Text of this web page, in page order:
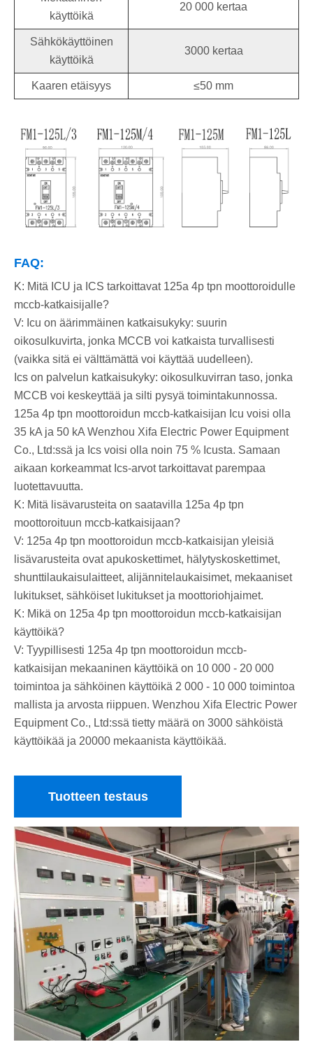
käyttöikä
20 000 kertaa
Sähkökäyttöinen
käyttöikä
3000 kertaa
Kaaren etäisyys ≤50 mm
FAQ:
K: Mitä ICU ja ICS tarkoittavat 125a 4p tpn moottoroidulle
mccb-katkaisijalle?
V: Icu on äärimmäinen katkaisukyky: suurin
oikosulkuvirta, jonka MCCB voi katkaista turvallisesti
(vaikka sitä ei välttämättä voi käyttää uudelleen).
Ics on palvelun katkaisukyky: oikosulkuvirran taso, jonka
MCCB voi keskeyttää ja silti pysyä toimintakunnossa.
125a 4p tpn moottoroidun mccb-katkaisijan Icu voisi olla
35 kA ja 50 kA Wenzhou Xifa Electric Power Equipment
Co., Ltd:ssä ja Ics voisi olla noin 75 % Icusta. Samaan
aikaan korkeammat Ics-arvot tarkoittavat parempaa
luotettavuutta.
K: Mitä lisävarusteita on saatavilla 125a 4p tpn
moottoroituun mccb-katkaisijaan?
V: 125a 4p tpn moottoroidun mccb-katkaisijan yleisiä
lisävarusteita ovat apukoskettimet, hälytyskoskettimet,
shunttilaukaisulaitteet, alijännitelaukaisimet, mekaaniset
lukitukset, sähköiset lukitukset ja moottoriohjaimet.
K: Mikä on 125a 4p tpn moottoroidun mccb-katkaisijan
käyttöikä?
V: Tyypillisesti 125a 4p tpn moottoroidun mccb-
katkaisijan mekaaninen käyttöikä on 10 000 - 20 000
toimintoa ja sähköinen käyttöikä 2 000 - 10 000 toimintoa
mallista ja arvosta riippuen. Wenzhou Xifa Electric Power
Equipment Co., Ltd:ssä tietty määrä on 3000 sähköistä
käyttöikää ja 20000 mekaanista käyttöikää.
Tuotteen testaus